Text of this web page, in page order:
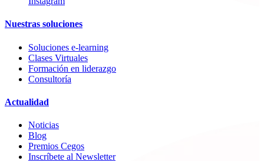
Nuestras soluciones
Soluciones e-learning
Clases Virtuales
Formación en liderazgo
Consultoría
Actualidad
Noticias
Blog
Premios Cegos
Inscríbete al Newsletter